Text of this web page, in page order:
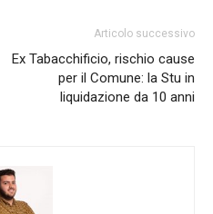
Articolo successivo
Ex Tabacchificio, rischio cause
per il Comune: la Stu in
liquidazione da 10 anni